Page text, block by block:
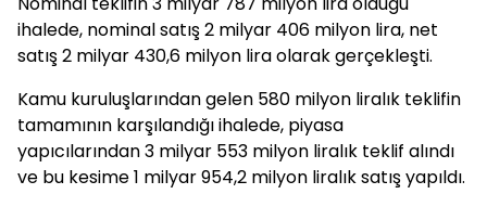
ihalede, nominal satış 2 milyar 406 milyon lira, net
satış 2 milyar 430,6 milyon lira olarak gerçekleşti.
Kamu kuruluşlarından gelen 580 milyon liralık teklifin
tamamının karşılandığı ihalede, piyasa
yapıcılarından 3 milyar 553 milyon liralık teklif alındı
ve bu kesime 1 milyar 954,2 milyon liralık satış yapıldı.